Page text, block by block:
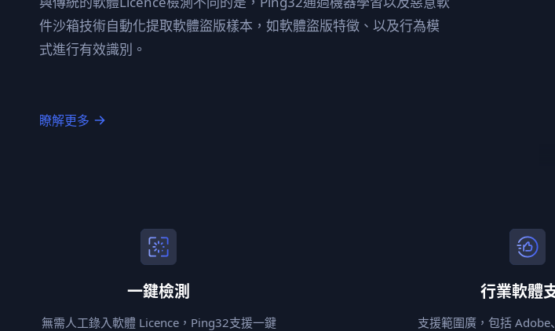
件沙箱技術自動化提取軟體盜版樣本，如軟體盜版特徵、以及行為模
式進行有效識別。
瞭解更多
一鍵檢測
無需人工錄入軟體 Licence，Ping32支援一鍵
行業軟體
支援範圍廣，包括